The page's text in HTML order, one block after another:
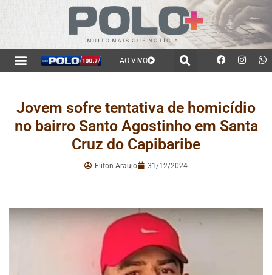
AO VIVO
Jovem sofre tentativa de homicídio
no bairro Santo Agostinho em Santa
Cruz do Capibaribe
Eliton Araujo 31/12/2024